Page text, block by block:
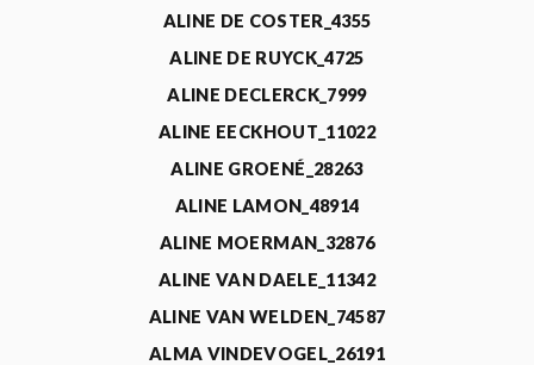
ALINE DE COSTER_4355
ALINE DE RUYCK_4725
ALINE DECLERCK_7999
ALINE EECKHOUT_11022
ALINE GROENÉ_28263
ALINE LAMON_48914
ALINE MOERMAN_32876
ALINE VAN DAELE_11342
ALINE VAN WELDEN_74587
ALMA VINDEVOGEL_26191